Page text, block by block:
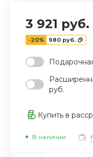
3 921 руб.
-20% 980 руб.
руб.
Купить в
В наличии